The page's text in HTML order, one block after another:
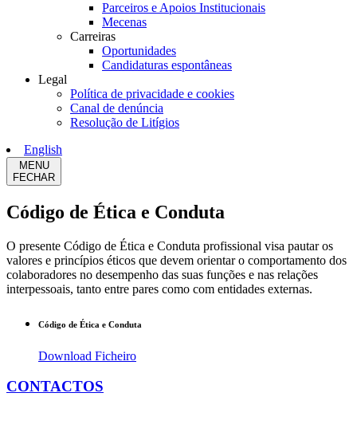
Parceiros e Apoios Institucionais
Mecenas
Carreiras
Oportunidades
Candidaturas espontâneas
Legal
Política de privacidade e cookies
Canal de denúncia
Resolução de Litígios
English
MENU
FECHAR
Código de Ética e Conduta
O presente Código de Ética e Conduta profissional visa pautar os
valores e princípios éticos que devem orientar o comportamento dos
colaboradores no desempenho das suas funções e nas relações
interpessoais, tanto entre pares como com entidades externas.
Código de Ética e Conduta
Download Ficheiro
CONTACTOS